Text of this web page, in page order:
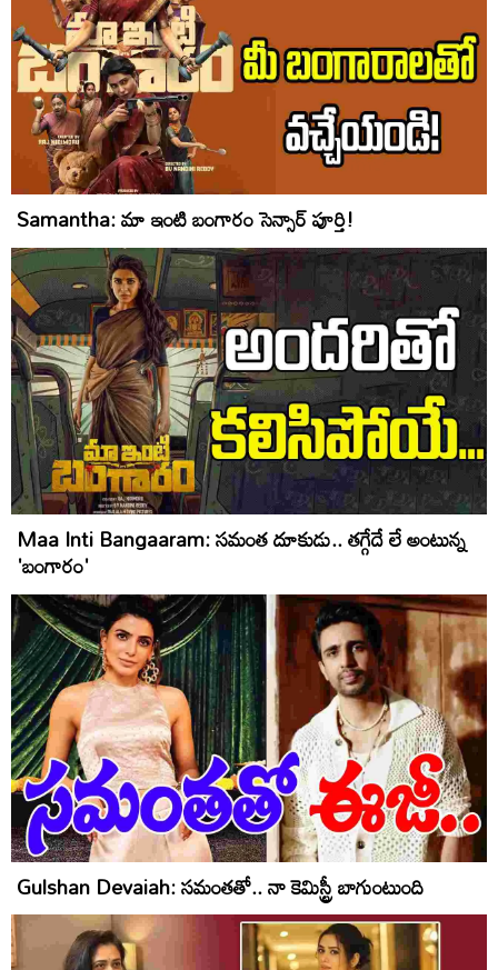
Samantha: మా ఇంటి బంగారం సెన్సార్‌ పూర్తి!
Maa Inti Bangaaram: స‌మంత దూకుడు.. తగ్గేదే లే అంటున్న
'బంగారం'
Gulshan Devaiah: సమంతతో.. నా కెమిస్ట్రీ బాగుంటుంది